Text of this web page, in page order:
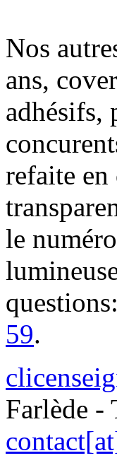
Nos
ans,
adhésifs,
refaite en
le
questions:
59.
Farlède -